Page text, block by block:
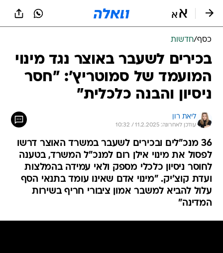
כסף/חדשות
בכירים לשעבר באוצר נגד מינוי
המועמד של סמוטריץ': "חסר
ניסיון והבנה כלכלית"
ליאת רון
עודכן לאחרונה: 11.2.2025 / 10:32
36 מנכ"לים ובכירים לשעבר במשרד האוצר דרשו
לפסול את מינוי אילן רום למנכ"ל המשרד, בטענה
לחוסר ניסיון כלכלי מספק ולאי עמידה בהמלצות
ועדת קוצ'יק. "מינוי אדם שאינו עומד בתנאי הסף
עלול להביא למשבר אמון ציבורי חריף בשירות
המדינה"